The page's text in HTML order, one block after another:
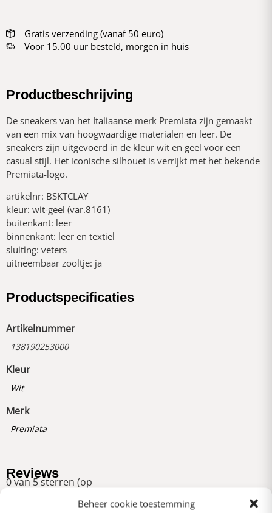
Beheer cookie toestemming
Gratis verzending (vanaf 50 euro)
Voor 15.00 uur besteld, morgen in huis
Productbeschrijving
De sneakers van het Italiaanse merk Premiata zijn gemaakt
van een mix van hoogwaardige materialen en leer. De
sneakers zijn uitgevoerd in de kleur wit en geel voor een
casual stijl. Het iconische silhouet is verrijkt met het bekende
Premiata-logo.
artikelnr: BSKTCLAY
kleur: wit-geel (var.8161)
buitenkant: leer
binnenkant: leer en textiel
sluiting: veters
uitneembaar zooltje: ja
Productspecificaties
Artikelnummer
138190253000
Kleur
Wit
Merk
Premiata
Reviews
0 van 5 sterren (op
basis van 0 reviews)